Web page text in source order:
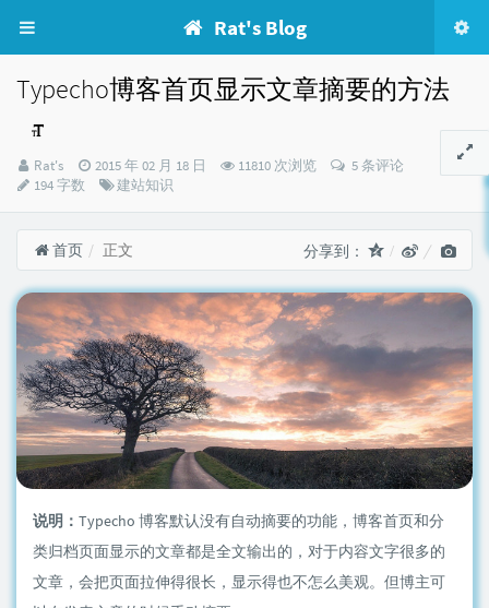
Rat's Blog
Typecho博客首页显示文章摘要的方法
博
主：
Rat's
发
布
2015 年 02 月 18 日 11810 次浏览
5 条评论
194 字数
分
建站知识
首页 正文 分享到：
说明： Typecho 博客默认没有自动摘要的功能，博客首页和分
类归档页面显示的文章都是全文输出的，对于内容文字很多的
文章，会把页面拉伸得很长，显示得也不怎么美观。但博主可